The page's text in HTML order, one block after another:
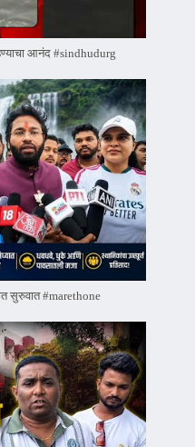
आनंद #sindhudurg
सुरुवात #marethone